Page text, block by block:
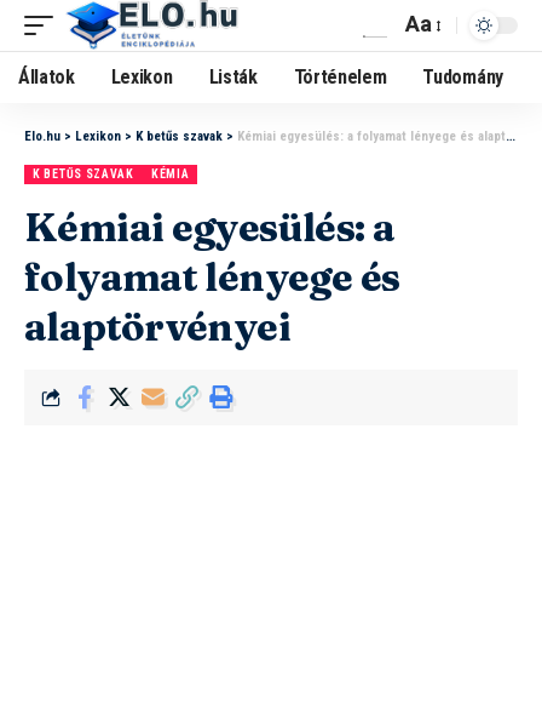
Aa
Állatok Lexikon Listák Történelem Tudomány
Elo.hu > Lexikon > K betűs szavak > Kémiai egyesülés: a folyamat lényege és alaptörvényei
K BETŰS SZAVAK KÉMIA
Kémiai egyesülés: a
folyamat lényege és
alaptörvényei